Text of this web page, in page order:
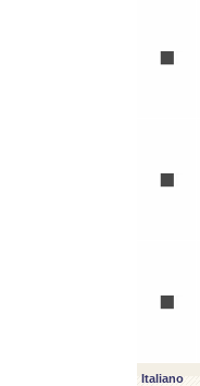
Italiano